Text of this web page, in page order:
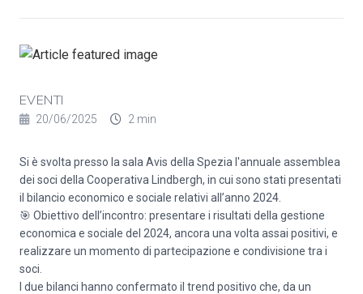
EVENTI
20/06/2025 2 min
Si è svolta presso la sala Avis della Spezia l'annuale assemblea
dei soci della Cooperativa Lindbergh, in cui sono stati presentati
il bilancio economico e sociale relativi all’anno 2024.
🎯 Obiettivo dell’incontro: presentare i risultati della gestione
economica e sociale del 2024, ancora una volta assai positivi, e
realizzare un momento di partecipazione e condivisione tra i
soci.
I due bilanci hanno confermato il trend positivo che, da un